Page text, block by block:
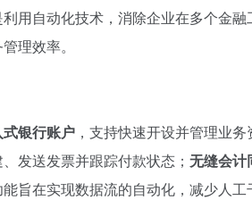
用自动化技术，消除企业在多个金
理效率。
银行账户 ，支持快速开设并管理业务
、发送发票并跟踪付款状态； 无缝会计
旨在实现数据流的自动化，减少人工